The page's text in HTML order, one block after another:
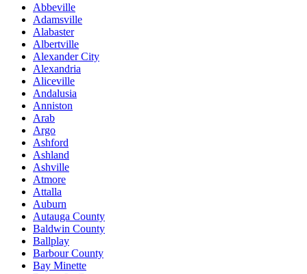
Abbeville
Adamsville
Alabaster
Albertville
Alexander City
Alexandria
Aliceville
Andalusia
Anniston
Arab
Argo
Ashford
Ashland
Ashville
Atmore
Attalla
Auburn
Autauga County
Baldwin County
Ballplay
Barbour County
Bay Minette